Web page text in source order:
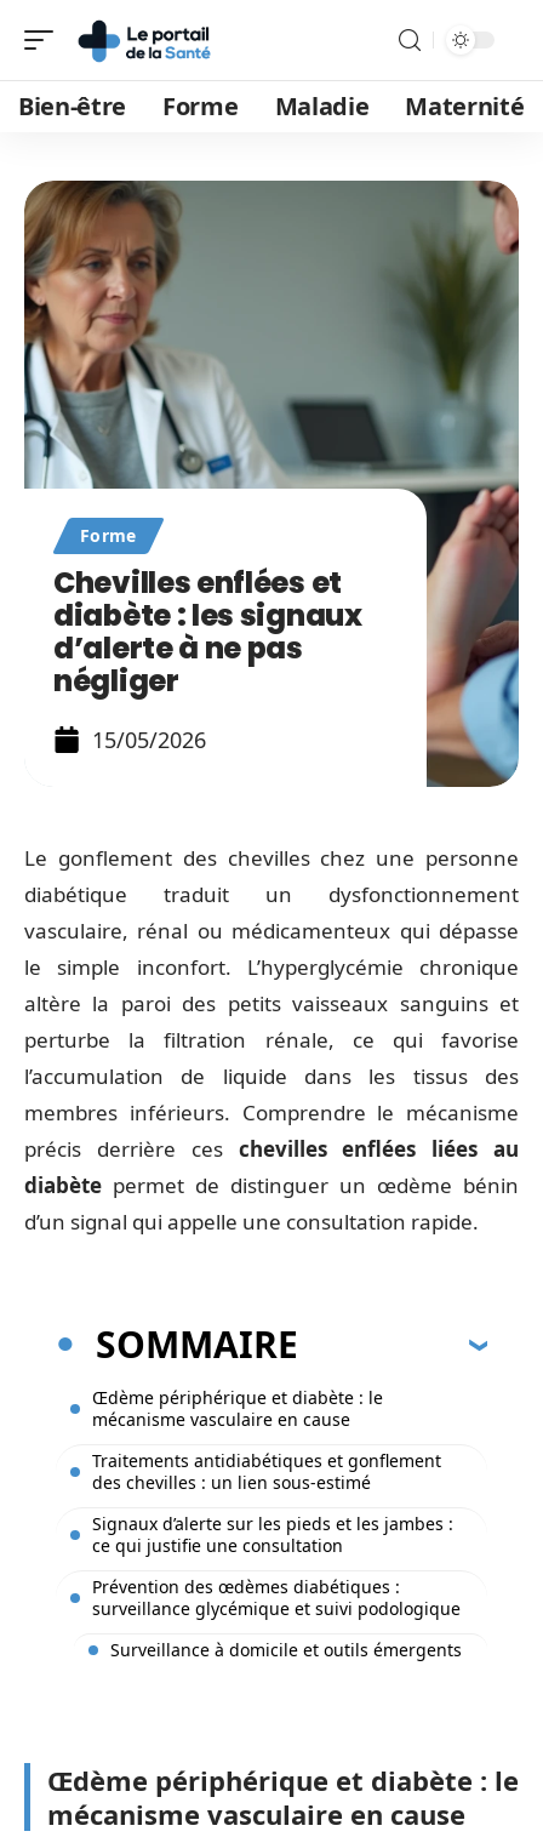
Bien-être Forme Maladie Maternité
Forme
Chevilles enflées et
diabète : les signaux
d’alerte à ne pas
négliger
15/05/2026
Le gonflement des chevilles chez une personne
diabétique traduit un dysfonctionnement
vasculaire, rénal ou médicamenteux qui dépasse
le simple inconfort. L’hyperglycémie chronique
altère la paroi des petits vaisseaux sanguins et
perturbe la filtration rénale, ce qui favorise
l’accumulation de liquide dans les tissus des
membres inférieurs. Comprendre le mécanisme
précis derrière ces chevilles enflées liées au
diabète permet de distinguer un œdème bénin
d’un signal qui appelle une consultation rapide.
SOMMAIRE
Œdème périphérique et diabète : le
mécanisme vasculaire en cause
Traitements antidiabétiques et gonflement
des chevilles : un lien sous-estimé
Signaux d’alerte sur les pieds et les jambes :
ce qui justifie une consultation
Prévention des œdèmes diabétiques :
surveillance glycémique et suivi podologique
Surveillance à domicile et outils émergents
Œdème périphérique et diabète : le
mécanisme vasculaire en cause